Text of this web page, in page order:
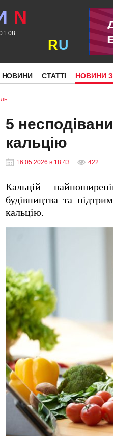
N
RU
НОВИНИ СТАТТІ НОВИНИ
5
кальцію
16.05.2026 в 18:43 422
Кальцій –
будівництва та
кальцію.